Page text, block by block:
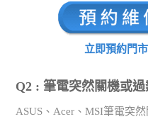
立即預約門
Q2 : 筆電突然關機或
ASUS、Acer、MSI筆電突